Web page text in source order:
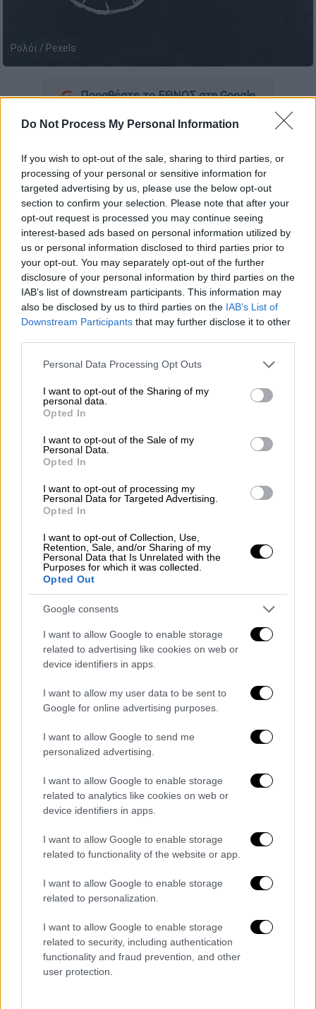
Do Not Process My Personal Information
If you wish to opt-out of the sale, sharing to third parties, or
processing of your personal or sensitive information for
targeted advertising by us, please use the below opt-out
section to confirm your selection. Please note that after your
opt-out request is processed you may continue seeing
interest-based ads based on personal information utilized by
us or personal information disclosed to third parties prior to
your opt-out. You may separately opt-out of the further
disclosure of your personal information by third parties on the
IAB’s list of downstream participants. This information may
also be disclosed by us to third parties on the IAB’s List of
Downstream Participants that may further disclose it to other
Please note that this website/app uses one or more Google
not limited to your visit or usage behaviour. You may click to
grant or deny consent to Google and its third-party tags to
use your data for below specified purposes in below Google
consent section.
Personal Data Processing Opt Outs
I want to opt-out of the Sharing of my
personal data.
Opted In
I want to opt-out of the Sale of my
Personal Data.
Opted In
I want to opt-out of processing my
Personal Data for Targeted Advertising.
Opted In
I want to opt-out of Collection, Use,
Retention, Sale, and/or Sharing of my
Personal Data that Is Unrelated with the
Purposes for which it was collected.
Opted Out
Google consents
I want to allow Google to enable storage
related to advertising like cookies on web or
device identifiers in apps.
I want to allow my user data to be sent to
Google for online advertising purposes.
I want to allow Google to send me
personalized advertising.
I want to allow Google to enable storage
related to analytics like cookies on web or
device identifiers in apps.
I want to allow Google to enable storage
related to functionality of the website or app.
I want to allow Google to enable storage
related to personalization.
I want to allow Google to enable storage
related to security, including authentication
functionality and fraud prevention, and other
user protection.
Ρολόι / Pexels
Προσθέστε το ΕΘΝΟΣ στη Google
ώρες κοινής ησυχίας
μπήκαμε στο χειμερινό ωράριο. Ειδικότερα,
οι ώρες κοινής ησυχίας κατά τη χειμερινή
περίοδο είναι από 15:30 έως 17:30 και
από 22:00 έως 07:30. Η περίοδος διάρκειας
του χειμερινού ωραρίου ξεκινά από την 1η
Οκτωβρίου και λήγει την 31ή Μαρτίου.
Τι απαγορεύεται στις ώρες κοινής
ησυχίας
Εργασίες ή άλλες δραστηριότητες που
δημιουργούν θόρυβο. Σε εξαιρετικές
περιπτώσεις έκτακτης ανάγκης, που δεν
επιδέχονται αναβολή, με ειδική
αιτιολογημένη άδεια του διοικητή του
οικείου Αστυνομικού Τμήματος μπορεί
ιδίως κοινής ωφέλειας, που προκαλεί
θόρυβο.
Η λειτουργία κάθε μουσικού οργάνου ή
συσκευής ραδιοφώνου, μαγνητοφώνου ή
τηλεόραση σε υψηλή ένταση, οι
φωνασκίες, οι θορυβώδεις χοροί και
κάθε άλλη θορυβώδης εκδήλωση σε
κατοικία ή άλλους ιδιωτικούς χώρους.
Τα τραγούδια, οι φωνασκίες, η χρήση
μουσικών οργάνων, η λειτουργία
ραδιοφώνων, μαγνητοφώνων και
τηλεοράσεων στους δρόμους, πλατείες
και δημόσιους γενικά χώρους
κατοικημένων περιοχών, καθώς και μέσα
στα οχήματα μεταφοράς του κοινού.
σφαιριστήρια ή άλλα δημόσια κέντρα,
καθώς και οι φωνασκίες και συζητήσεις
σε υψηλό τόνο των θαμώνων των
κέντρων αυτών.
Οι θορυβώδεις συζητήσεις και
διαπληκτισμοί σε σταθμούς
αυτοκινήτων (λεωφορείων, ΤΑΞΙ, κ.λ.π.),
σε ή από φορτηγά αυτοκίνητα, που
δημιουργεί θόρυβο, καθώς και η
θορυβώδης λειτουργία της μηχανής
τροχοφόρου, το οποίο είναι σε στάση.
Η χρήση σειρήνων ή άλλων ηχητικών
οργάνων ή συστημάτων ασφαλείας,